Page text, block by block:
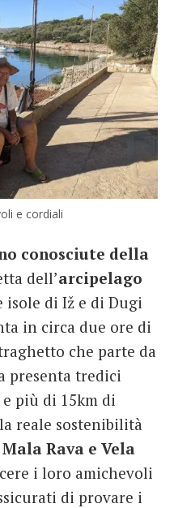
e cordiali
conosciute della
dell’arcipelago
isole di Iž e di Dugi
in circa due ore di
che parte da
presenta tredici
più di 15km di
reale sostenibilità
Mala Rava e Vela
i loro amichevoli
di provare i